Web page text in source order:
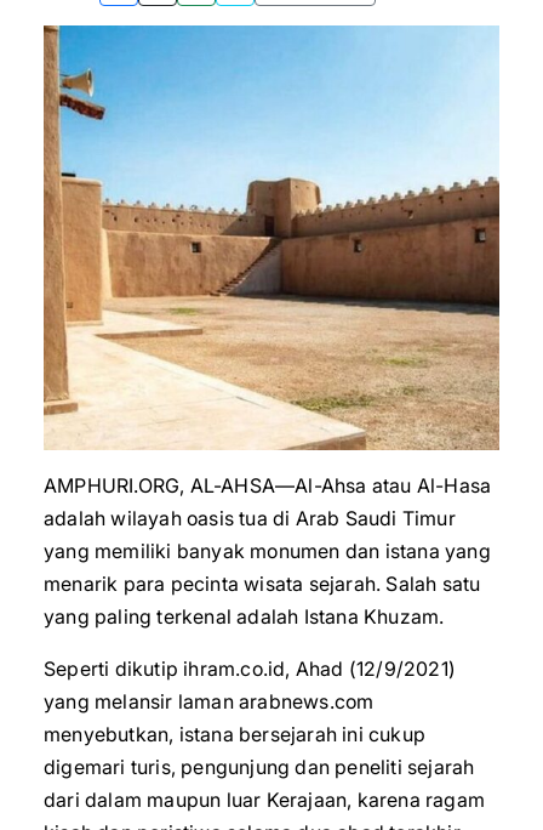
AMPHURI.ORG, AL-AHSA—Al-Ahsa atau Al-Hasa
adalah wilayah oasis tua di Arab Saudi Timur
yang memiliki banyak monumen dan istana yang
menarik para pecinta wisata sejarah. Salah satu
yang paling terkenal adalah Istana Khuzam.
Seperti dikutip ihram.co.id, Ahad (12/9/2021)
yang melansir laman arabnews.com
menyebutkan, istana bersejarah ini cukup
digemari turis, pengunjung dan peneliti sejarah
dari dalam maupun luar Kerajaan, karena ragam